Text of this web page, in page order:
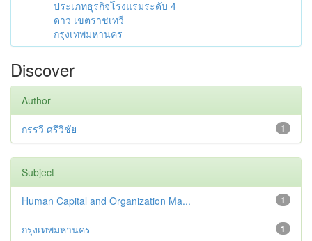
ประเภทธุรกิจโรงแรมระดับ 4
ดาว เขตราชเทวี
กรุงเทพมหานคร
Discover
Author
1
กรรวี ศรีวิชัย
Subject
1
Human Capital and Organization Ma...
1
กรุงเทพมหานคร